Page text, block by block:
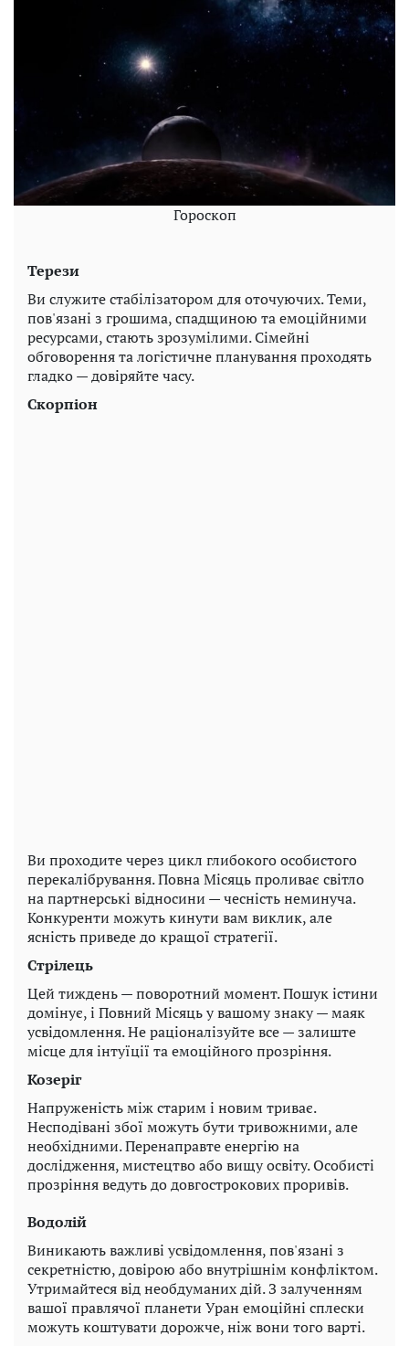
Гороскоп
Терези
Ви служите стабілізатором для оточуючих. Теми,
пов'язані з грошима, спадщиною та емоційними
ресурсами, стають зрозумілими. Сімейні
обговорення та логістичне планування проходять
гладко — довіряйте часу.
Скорпіон
Ви проходите через цикл глибокого особистого
перекалібрування. Повна Місяць проливає світло
на партнерські відносини — чесність неминуча.
Конкуренти можуть кинути вам виклик, але
ясність приведе до кращої стратегії.
Стрілець
Цей тиждень — поворотний момент. Пошук істини
домінує, і Повний Місяць у вашому знаку — маяк
усвідомлення. Не раціоналізуйте все — залиште
місце для інтуїції та емоційного прозріння.
Козеріг
Напруженість між старим і новим триває.
Несподівані збої можуть бути тривожними, але
необхідними. Перенаправте енергію на
дослідження, мистецтво або вищу освіту. Особисті
прозріння ведуть до довгострокових проривів.
Водолій
Виникають важливі усвідомлення, пов'язані з
секретністю, довірою або внутрішнім конфліктом.
Утримайтеся від необдуманих дій. З залученням
вашої правлячої планети Уран емоційні сплески
можуть коштувати дорожче, ніж вони того варті.